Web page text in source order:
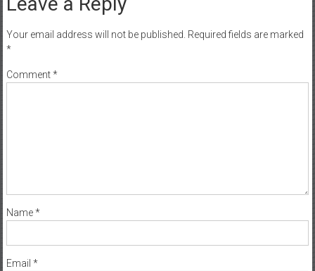
Your email address will not be published. Required fields are marked
*
Comment*
Name*
Email *